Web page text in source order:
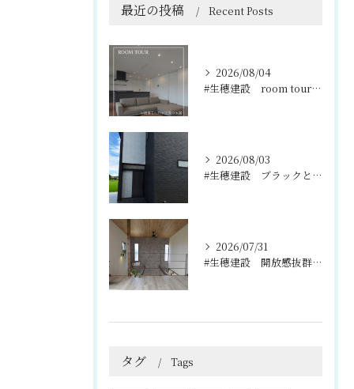
最近の投稿 Recent Posts
2026/08/04
#生穂建設 room tour🏠
2026/08/03
#生穂建設 ブラックとグレーのコントラストがスタイリッシュな...
2026/07/31
#生穂建設 開放感抜群の吹き抜けと2階のフリースペース🌿
タグ Tags